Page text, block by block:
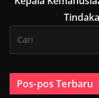
Pos-pos Terbaru